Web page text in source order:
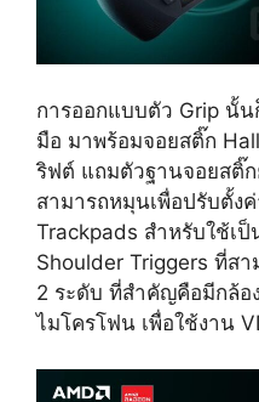
การออกแบบตัว Grip นั้
มือ มาพร้อมจอยสติ๊ก
ริฟต์ แถมตัวฐานจอยสติ๊ก
สามารถหมุนเพื่อปรับตั้ง
Trackpads สำหรับใช้เ
Shoulder Triggers ที่ส
2 ระดับ ที่สำคัญคือมีกล้อ
ไมโครโฟน เพื่อใช้งาน